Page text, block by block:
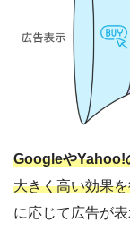
GoogleやYahoo!
大きく高い効果
に応じて広告が